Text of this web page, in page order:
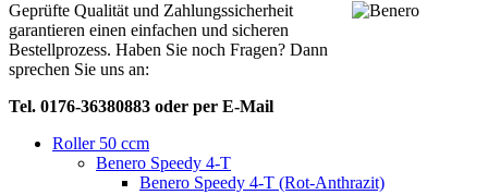
Geprüfte Qualität und Zahlungssicherheit
garantieren einen einfachen und sicheren
Bestellprozess. Haben Sie noch Fragen? Dann
sprechen Sie uns an:
Tel. 0176-36380883 oder per E-Mail
Roller 50 ccm
Benero Speedy 4-T
Benero Speedy 4-T (Rot-Anthrazit)